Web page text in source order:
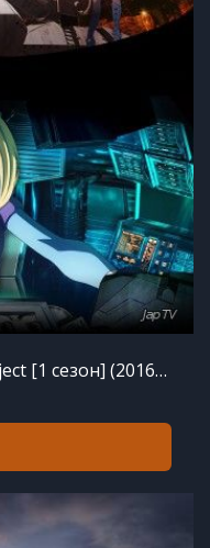
Тяжелый Объект / Heavy Object [1 сезон] (2016) HDTVRip 720p